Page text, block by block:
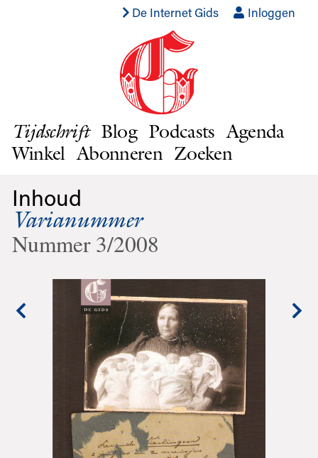
De Internet Gids Inloggen
Tijdschrift Blog Podcasts Agenda
Winkel Abonneren Zoeken
Inhoud
Varianummer
Nummer 3/2008